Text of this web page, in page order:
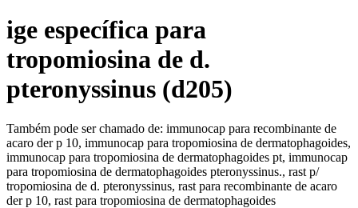
ige específica para
tropomiosina de d.
pteronyssinus (d205)
Também pode ser chamado de: immunocap para recombinante de
acaro der p 10, immunocap para tropomiosina de dermatophagoides,
immunocap para tropomiosina de dermatophagoides pt, immunocap
para tropomiosina de dermatophagoides pteronyssinus., rast p/
tropomiosina de d. pteronyssinus, rast para recombinante de acaro
der p 10, rast para tropomiosina de dermatophagoides